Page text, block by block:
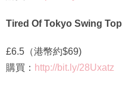
Tired Of Tokyo Swing Top
£6.5（港幣約$69)
購買： http://bit.ly/28Uxatz